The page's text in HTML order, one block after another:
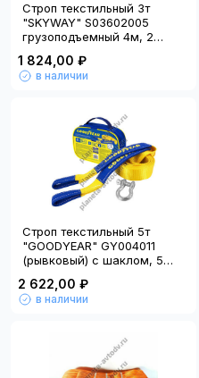
Строп текстильный 3т
"SKYWAY" S03602005
грузоподъемный 4м, 2
1 824,00 ₽
в наличии
Строп текстильный 5т
"GOODYEAR" GY004011
(рывковый) с шаклом, 5
2 622,00 ₽
в наличии